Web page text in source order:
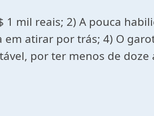
mil reais; 2) A pouca
atirar por trás; 4) O
por ter menos de doze